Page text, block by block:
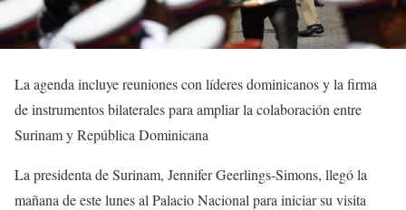
La agenda incluye reuniones con líderes dominicanos y la firma
de instrumentos bilaterales para ampliar la colaboración entre
Surinam y República Dominicana
La presidenta de Surinam, Jennifer Geerlings-Simons, llegó la
mañana de este lunes al Palacio Nacional para iniciar su visita